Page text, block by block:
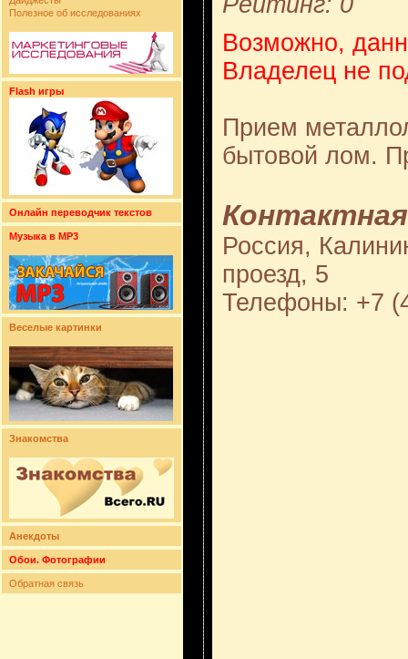
Полезное об исследованиях
Flash игры
Онлайн переводчик текстов
Музыка в MP3
Веселые картинки
Знакомства
Анекдоты
Обои. Фотографии
Обратная связь
Возможно,
Владелец не
Прием
бытовой лом.
Россия,
проезд, 5
Телефоны: +7